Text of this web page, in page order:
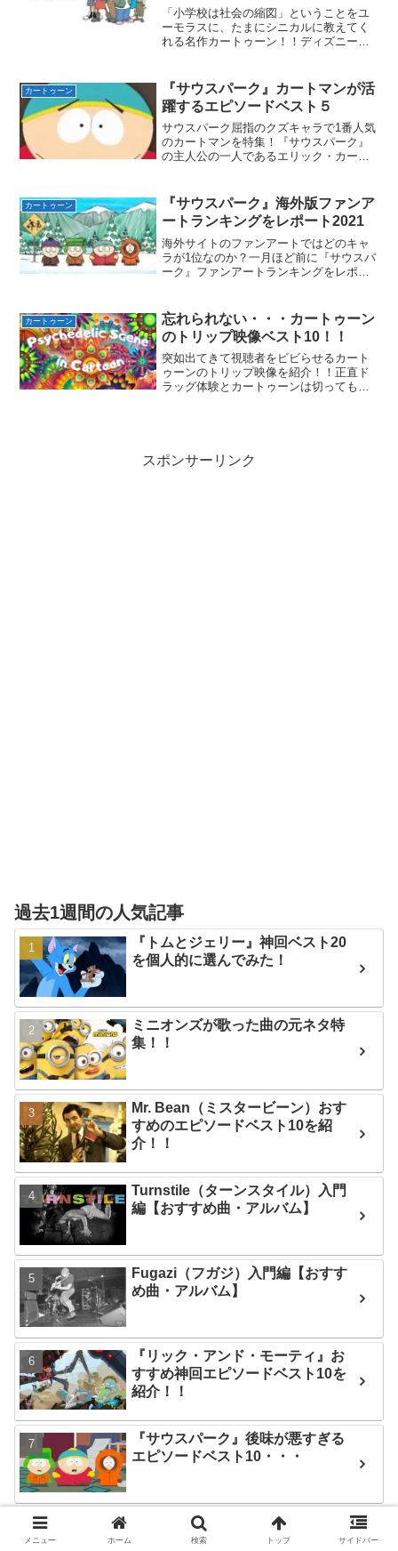
「小学校は社会の縮図」ということをユ
ーモラスに、たまにシニカルに教えてく
れる名作カートゥーン！！ディズニーチ
ニーチャンネル及びディズニーXDの作品
では『怪奇ゾーン・グラ...
カートゥーン
『サウスパーク』カートマンが活
躍するエピソードベスト５
サウスパーク屈指のクズキャラで1番人気
のカートマンを特集！『サウスパーク』
の主人公の一人であるエリック・カート
偏見でベスト５を発表！ただしランキン
グではなく好きなエピソ...
カートゥーン
『サウスパーク』海外版ファンア
ートランキングをレポート2021
海外サイトのファンアートではどのキャ
ラが1位なのか？一月ほど前に『サウスパ
ーク』ファンアートランキングをレポー
有サイトpixivで『サウスパーク』に関す
るイラスト...
カートゥーン
忘れられない・・・カートゥーン
のトリップ映像ベスト10！！
突如出てきて視聴者をビビらせるカート
ゥーンのトリップ映像を紹介！！正直ド
ラッグ体験とカートゥーンは切っても切
スポンサーリンク
過去1週間の人気記事
『トムとジェリー』神回ベスト20
を個人的に選んでみた！
ミニオンズが歌った曲の元ネタ特
集！！
Mr. Bean（ミスタービーン）おす
すめのエピソードベスト10を紹
介！！
Turnstile（ターンスタイル）入門
編【おすすめ曲・アルバム】
Fugazi（フガジ）入門編【おすす
め曲・アルバム】
『リック・アンド・モーティ』お
すすめ神回エピソードベスト10を
紹介！！
『サウスパーク』後味が悪すぎる
エピソードベスト10・・・
『サウスパーク』おすすめの神回
ベスト10を紹介！！
メニュー ホーム 検索 トップ サイドバー